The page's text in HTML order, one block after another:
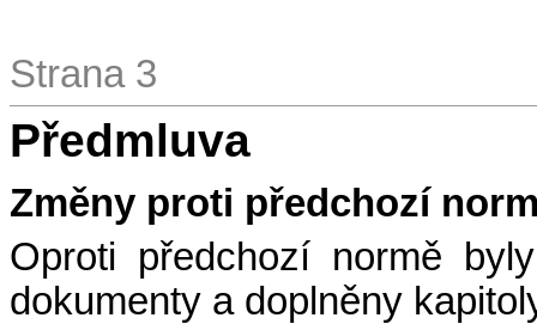
Strana 3
Předmluva
Změny proti předchozí
Oproti předchozí normě
dokumenty a doplněny